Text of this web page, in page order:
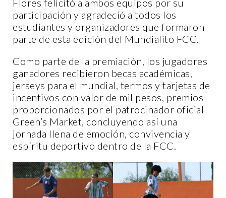
Flores felicitó a ambos equipos por su
participación y agradeció a todos los
estudiantes y organizadores que formaron
parte de esta edición del Mundialito FCC.
Como parte de la premiación, los jugadores
ganadores recibieron becas académicas,
jerseys para el mundial, termos y tarjetas de
incentivos con valor de mil pesos, premios
proporcionados por el patrocinador oficial
Green’s Market, concluyendo así una
jornada llena de emoción, convivencia y
espíritu deportivo dentro de la FCC.